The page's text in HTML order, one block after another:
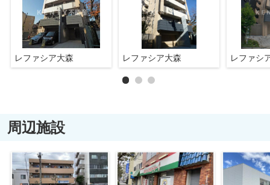
レファシア大森 レファシア大森 レファシ
周辺施設